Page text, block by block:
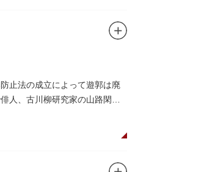
止法の成立によって遊郭は廃
人、古川柳研究家の山路閑古